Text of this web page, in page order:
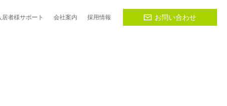
居者様サポート 会社案内 採用情報 お問い合わせ